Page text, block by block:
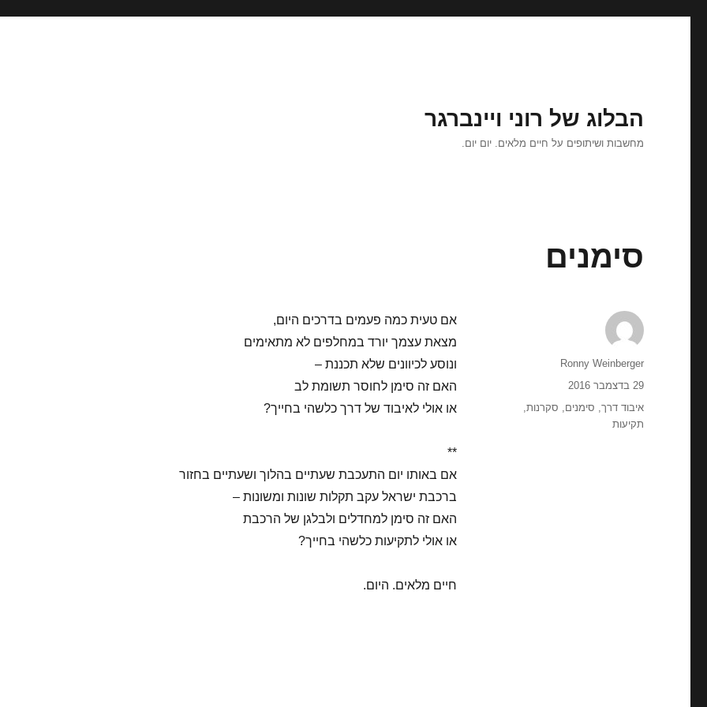
הבלוג של רוני ויינברגר
מחשבות ושיתופים על חיים מלאים. יום יום.
סימנים
אם טעית כמה פעמים בדרכים היום,
מצאת עצמך יורד במחלפים לא מתאימים
ונוסע לכיוונים שלא תכננת –
האם זה סימן לחוסר תשומת לב
או אולי לאיבוד של דרך כלשהי בחייך?
**
אם באותו יום התעכבת שעתיים בהלוך ושעתיים בחזור
ברכבת ישראל עקב תקלות שונות ומשונות –
האם זה סימן למחדלים ולבלגן של הרכבת
או אולי לתקיעות כלשהי בחייך?
חיים מלאים. היום.
מחבר
Ronny Weinberger
פורסם
29 בדצמבר 2016
תגיות
איבוד דרך, סימנים, סקרנות,
תקיעות